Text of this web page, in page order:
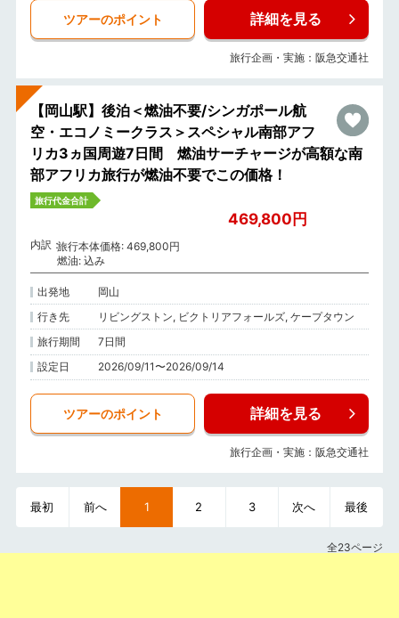
ツアーのポイント 詳細を見る
旅行企画・実施：阪急交通社
【岡山駅】後泊＜燃油不要/シンガポール航
空・エコノミークラス＞スペシャル南部アフ
リカ3ヵ国周遊7日間 燃油サーチャージが高額な南
部アフリカ旅行が燃油不要でこの価格！
旅行代金合計
469,800円
内訳 旅行本体価格: 469,800円
燃油: 込み
出発地
岡山
行き先
リビングストン, ビクトリアフォールズ, ケープタウン
旅行期間
7日間
設定日
2026/09/11〜2026/09/14
ツアーのポイント 詳細を見る
旅行企画・実施：阪急交通社
最初 前へ 1 2 3 次へ 最後
全23ページ